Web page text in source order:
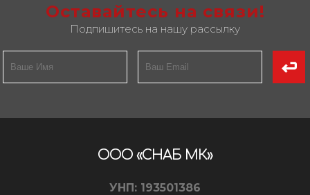
Оставайтесь на связи!
Подпишитесь на нашу рассылку
ООО «СНАБ МК»
УНП: 193501386